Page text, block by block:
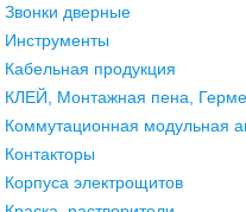
Звонки дверные
Инструменты
Кабельная продукция
КЛЕЙ, Монтажная пена,
Коммутационная модульная
Контакторы
Корпуса электрощитов